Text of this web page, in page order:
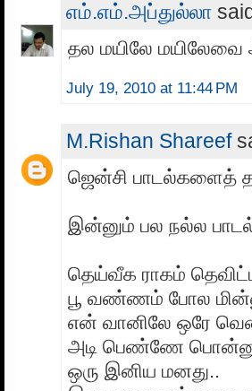
எம்.எம்.அப்துல்லா
தல மயிலே மயிலேவை
July 19, 2010 at 11:44 PM
M.Rishan Shareef
ஜென்சி பாடல்களைத்
இன்னும் பல நல்ல
தெய்வீக ராகம்
பூ வண்ணம் போல
என் வானிலே ஒரே
அடி பெண்ணே
ஒரு இனிய மனது..